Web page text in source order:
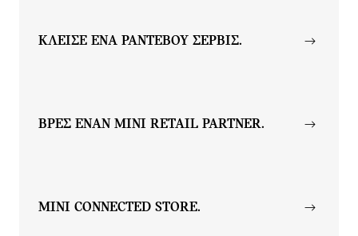
ΚΛΕΙΣΕ ΕΝΑ ΡΑΝΤΕΒΟΥ ΣΕΡΒΙΣ.
ΒΡΕΣ EΝΑΝ MINI RETAIL PARTNER.
MINI CONNECTED STORE.